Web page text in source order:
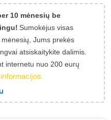
10 mėnesių be
Sumokėjus visas
Jums prekės
atsiskaitykite dalimis.
internetu nuo 200 eurų